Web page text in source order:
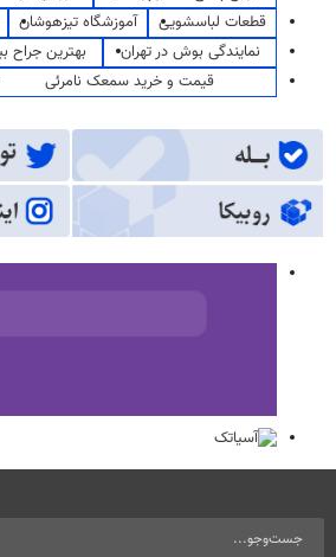
قطعات لباسشویی
آموزشگاه تیزهوشان
نمایندگی بوش در تهران
بهترین جراح
قیمت و خرید سمعک نامرئی